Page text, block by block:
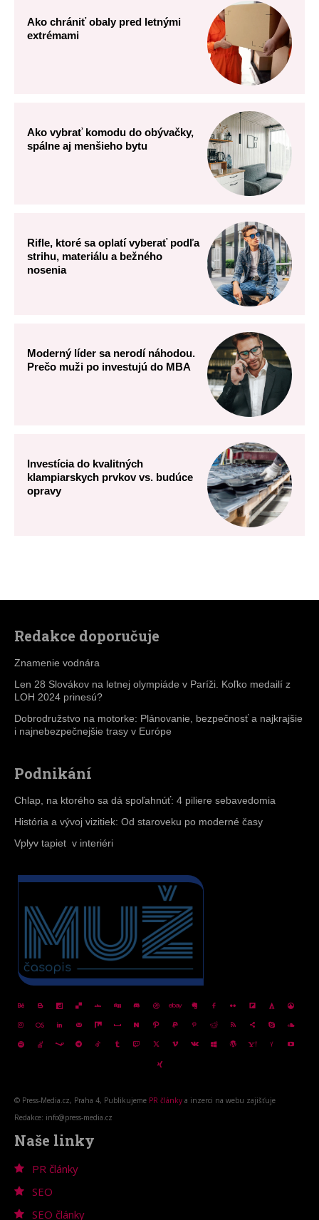
Redakce doporučuje
Znamenie vodnára
Len 28 Slovákov na letnej olympiáde v Paríži. Koľko medailí z
LOH 2024 prinesú?
Dobrodružstvo na motorke: Plánovanie, bezpečnosť a najkrajšie
i najnebezpečnejšie trasy v Európe
Podnikání
Chlap, na ktorého sa dá spoľahnúť: 4 piliere sebavedomia
História a vývoj vizitiek: Od staroveku po moderné časy
Vplyv tapiet v interiéri
© Press-Media.cz, Praha 4, Publikujeme PR články a inzerci na webu zajišťuje
Redakce: info@press-media.cz
Naše linky
PR články
SEO
SEO články